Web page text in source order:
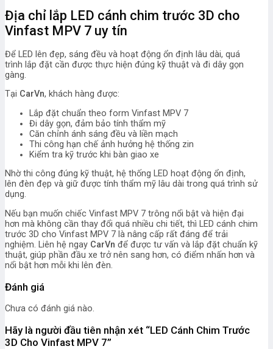
Địa chỉ lắp LED cánh chim trước 3D cho
Vinfast MPV 7 uy tín
Để LED lên đẹp, sáng đều và hoạt động ổn định lâu dài, quá
trình lắp đặt cần được thực hiện đúng kỹ thuật và đi dây gọn
gàng.
Tại CarVn, khách hàng được:
Lắp đặt chuẩn theo form Vinfast MPV 7
Đi dây gọn, đảm bảo tính thẩm mỹ
Căn chỉnh ánh sáng đều và liền mạch
Thi công hạn chế ảnh hưởng hệ thống zin
Kiểm tra kỹ trước khi bàn giao xe
Nhờ thi công đúng kỹ thuật, hệ thống LED hoạt động ổn định,
lên đèn đẹp và giữ được tính thẩm mỹ lâu dài trong quá trình sử
dụng.
Nếu bạn muốn chiếc Vinfast MPV 7 trông nổi bật và hiện đại
hơn mà không cần thay đổi quá nhiều chi tiết, thì LED cánh chim
trước 3D cho Vinfast MPV 7 là nâng cấp rất đáng để trải
nghiệm. Liên hệ ngay CarVn để được tư vấn và lắp đặt chuẩn kỹ
thuật, giúp phần đầu xe trở nên sang hơn, có điểm nhấn hơn và
nổi bật hơn mỗi khi lên đèn.
Đánh giá
Chưa có đánh giá nào.
Hãy là người đầu tiên nhận xét “LED Cánh Chim Trước
3D Cho Vinfast MPV 7”